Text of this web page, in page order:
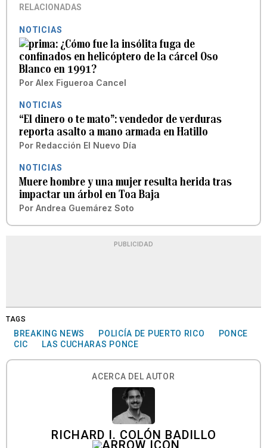
RELACIONADAS
NOTICIAS
¿Cómo fue la insólita fuga de
confinados en helicóptero de la cárcel Oso
Blanco en 1991?
Por Alex Figueroa Cancel
NOTICIAS
“El dinero o te mato”: vendedor de verduras
reporta asalto a mano armada en Hatillo
Por Redacción El Nuevo Día
NOTICIAS
Muere hombre y una mujer resulta herida tras
impactar un árbol en Toa Baja
Por Andrea Guemárez Soto
PUBLICIDAD
TAGS
BREAKING NEWS POLICÍA DE PUERTO RICO
PONCE
CIC
LAS CUCHARAS PONCE
ACERCA DEL AUTOR
RICHARD I. COLÓN BADILLO